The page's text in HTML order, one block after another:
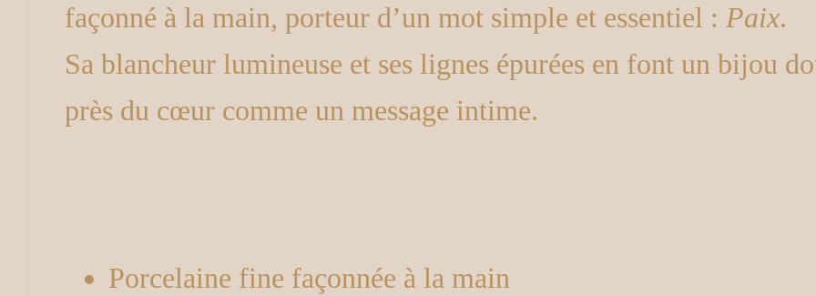
façonné à la main, porteur d’un mot simple et essentiel : Paix.
Sa blancheur lumineuse et ses lignes épurées en font un bijou
près du cœur comme un message intime.
Porcelaine fine façonnée à la main